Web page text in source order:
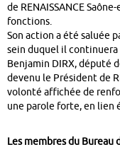
de RENAISSANCE
fonctions.
Son action a été saluée
sein duquel il
Benjamin DIRX, député
devenu le Président de
volonté affichée de
une parole forte, en lien
Les membres du Bureau